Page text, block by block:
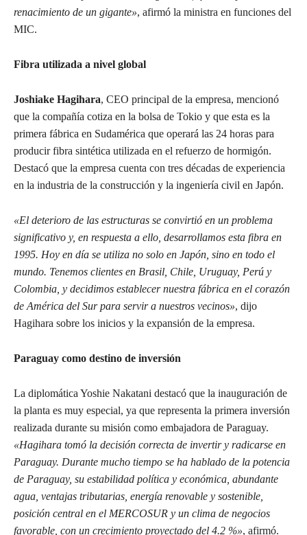
renacimiento de un gigante», afirmó la ministra en funciones del
MIC.
Fibra utilizada a nivel global
Joshiake Hagihara, CEO principal de la empresa, mencionó
que la compañía cotiza en la bolsa de Tokio y que esta es la
primera fábrica en Sudamérica que operará las 24 horas para
producir fibra sintética utilizada en el refuerzo de hormigón.
Destacó que la empresa cuenta con tres décadas de experiencia
en la industria de la construcción y la ingeniería civil en Japón.
«El deterioro de las estructuras se convirtió en un problema
significativo y, en respuesta a ello, desarrollamos esta fibra en
1995. Hoy en día se utiliza no solo en Japón, sino en todo el
mundo. Tenemos clientes en Brasil, Chile, Uruguay, Perú y
Colombia, y decidimos establecer nuestra fábrica en el corazón
de América del Sur para servir a nuestros vecinos», dijo
Hagihara sobre los inicios y la expansión de la empresa.
Paraguay como destino de inversión
La diplomática Yoshie Nakatani destacó que la inauguración de
la planta es muy especial, ya que representa la primera inversión
realizada durante su misión como embajadora de Paraguay.
«Hagihara tomó la decisión correcta de invertir y radicarse en
Paraguay. Durante mucho tiempo se ha hablado de la potencia
de Paraguay, su estabilidad política y económica, abundante
agua, ventajas tributarias, energía renovable y sostenible,
posición central en el MERCOSUR y un clima de negocios
favorable, con un crecimiento proyectado del 4.2 %», afirmó.